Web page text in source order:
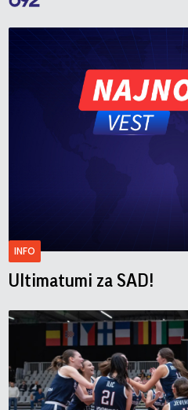
INFO
Ultimatumi za SAD!